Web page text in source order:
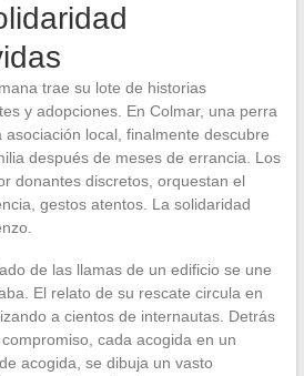
trae su lote de historias
y adopciones. En Colmar, una perra
local, finalmente descubre
después de meses de errancia. Los
donantes discretos, orquestan el
gestos atentos. La solidaridad
de las llamas de un edificio se une
El relato de su rescate circula en
a cientos de internautas. Detrás
cada acogida en un
acogida, se dibuja un vasto